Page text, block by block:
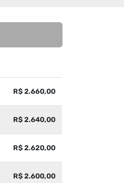
R$ 2.660,00
R$ 2.640,00
R$ 2.620,00
R$ 2.600,00